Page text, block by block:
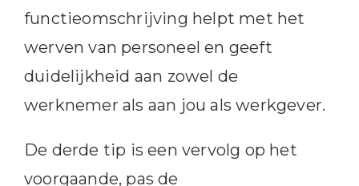
functieomschrijving helpt met het
werven van personeel en geeft
duidelijkheid aan zowel de
werknemer als aan jou als werkgever.
De derde tip is een vervolg op het
voorgaande, pas de